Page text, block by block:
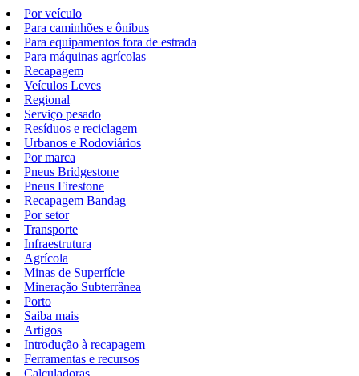
Por veículo
Para caminhões e ônibus
Para equipamentos fora de estrada
Para máquinas agrícolas
Recapagem
Veículos Leves
Regional
Serviço pesado
Resíduos e reciclagem
Urbanos e Rodoviários
Por marca
Pneus Bridgestone
Pneus Firestone
Recapagem Bandag
Por setor
Transporte
Infraestrutura
Agrícola
Minas de Superfície
Mineração Subterrânea
Porto
Saiba mais
Artigos
Introdução à recapagem
Ferramentas e recursos
Calculadoras